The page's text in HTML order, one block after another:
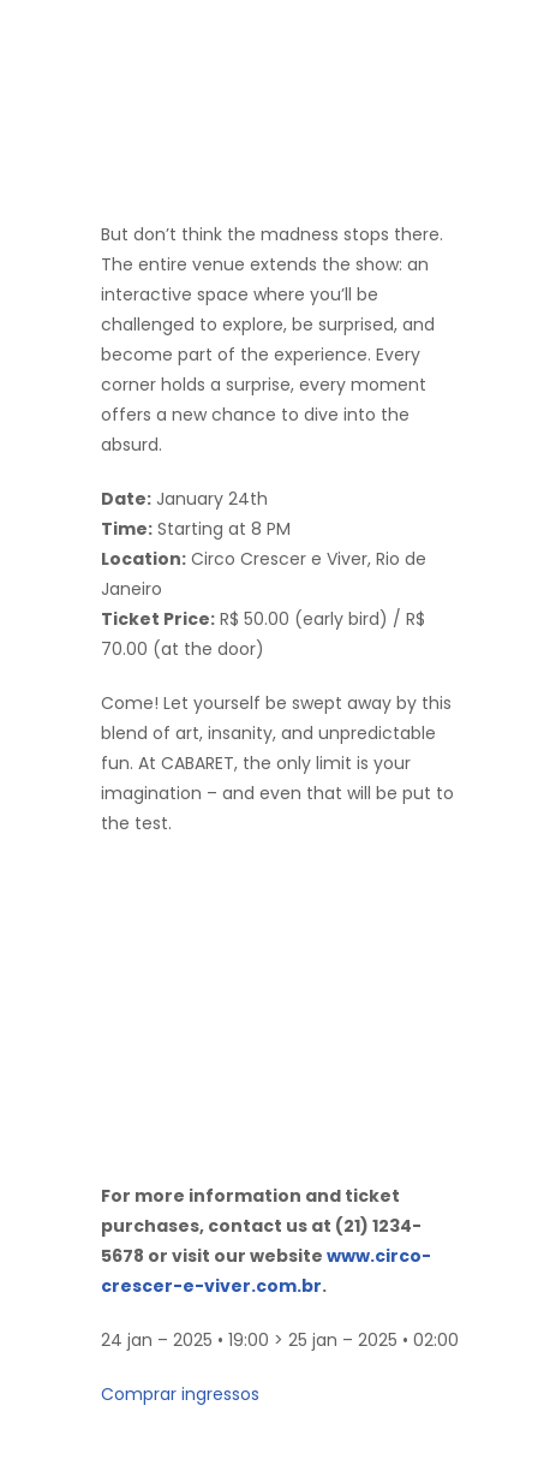
But don’t think the madness stops there.
The entire venue extends the show: an
interactive space where you’ll be
challenged to explore, be surprised, and
become part of the experience. Every
corner holds a surprise, every moment
offers a new chance to dive into the
absurd.
Date: January 24th
Time: Starting at 8 PM
Location: Circo Crescer e Viver, Rio de
Janeiro
Ticket Price: R$ 50.00 (early bird) / R$
70.00 (at the door)
Come! Let yourself be swept away by this
blend of art, insanity, and unpredictable
fun. At CABARET, the only limit is your
imagination – and even that will be put to
the test.
For more information and ticket
purchases, contact us at (21) 1234-
5678 or visit our website www.circo-
crescer-e-viver.com.br.
24 jan – 2025 • 19:00 > 25 jan – 2025 • 02:00
Comprar ingressos